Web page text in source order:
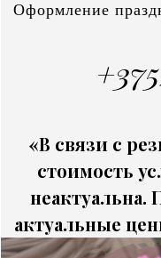
Оформление
«В связи с
стоимость
неактуальна.
актуальные